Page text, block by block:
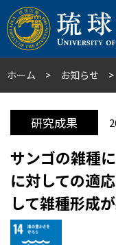
ホーム お知らせ
研究成果
サンゴの雑種
に対しての適
して雑種形成